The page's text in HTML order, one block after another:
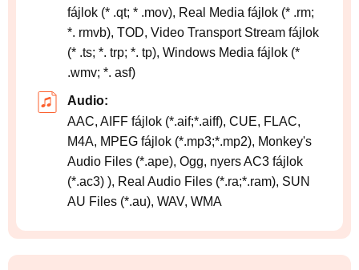
fájlok (* .qt; * .mov), Real Media fájlok (* .rm;
*. rmvb), TOD, Video Transport Stream fájlok
(* .ts; *. trp; *. tp), Windows Media fájlok (*
.wmv; *. asf)
Audio:
AAC, AIFF fájlok (*.aif;*.aiff), CUE, FLAC,
M4A, MPEG fájlok (*.mp3;*.mp2), Monkey's
Audio Files (*.ape), Ogg, nyers AC3 fájlok
(*.ac3) ), Real Audio Files (*.ra;*.ram), SUN
AU Files (*.au), WAV, WMA